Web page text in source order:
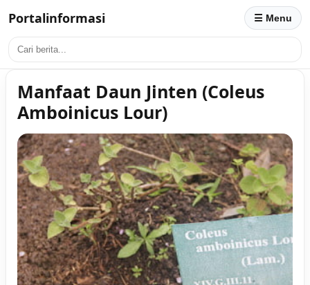
Portalinformasi ☰ Menu
Manfaat Daun Jinten (Coleus
Amboinicus Lour)